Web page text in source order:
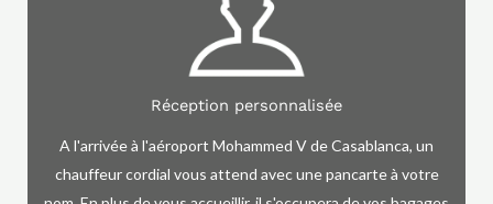
Réception personnalisée
A l'arrivée à l'aéroport Mohammed V de Casablanca, un
chauffeur cordial vous attend avec une pancarte à votre